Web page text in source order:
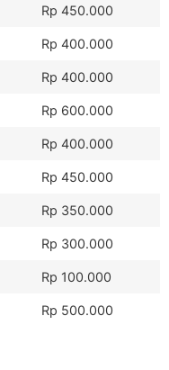
Rp 450.000
Rp 400.000
Rp 400.000
Rp 600.000
Rp 400.000
Rp 450.000
Rp 350.000
Rp 300.000
Rp 100.000
Rp 500.000